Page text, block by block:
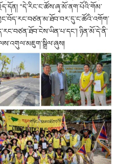
“དེ་རིང་ང་ཚོས་ཞྭ་མོ་ནག་པོའི་གོམ་
ཉིན་མོ་དེ་ནི་